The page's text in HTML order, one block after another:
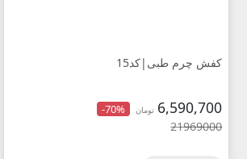
کفش چرم طبی|کد15
6,590,700 تومان -70%
21969000